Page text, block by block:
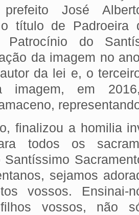
José
o título de Padroeira
Patrocínio do
da imagem no
da lei e, o
imagem, em
finalizou a homilia
todos os
Santíssimo
sejamos
vossos. Ensinai-
filhos vossos, não